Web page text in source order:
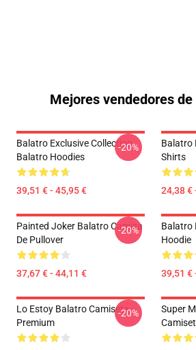
Mejores vendedores
Balatro Exclusive Collection
Balatro Hoodies
39,51 € - 45,95 €
-20%
Balatro
Shirts
24,38 €
Painted Joker Balatro Camisa
De Pullover
37,67 € - 44,11 €
-20%
Balatro
Hoodie
39,51 €
Lo Estoy Balatro Camiseta
Premium
-20%
Super